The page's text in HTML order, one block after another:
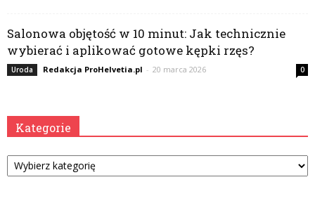
Salonowa objętość w 10 minut: Jak technicznie
wybierać i aplikować gotowe kępki rzęs?
Uroda Redakcja ProHelvetia.pl - 20 marca 2026 0
Kategorie
Kategorie